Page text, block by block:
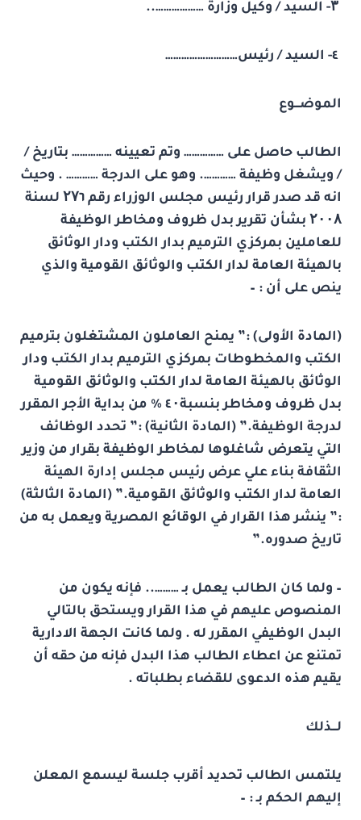
۳- السيد / وكيل وزارة ………………..
الموضـــوع
الطالب حاصل على …………… وتم تعيينه …………… بتاريخ /
/ ويشغل وظيفة …………. وهو على الدرجة ………… . وحيث
انه قد صدر قرار رئيس مجلس الوزراء رقم
۲۷٦ لسنة
۲۰۰۸ بشأن تقرير بدل ظروف ومخاطر الوظيفة
للعاملين بمركزي الترميم بدار الكتب ودار الوثائق
بالهيئة العامة لدار الكتب والوثائق القومية والذي
ينص على أن : –
(المادة الأولى) :” يمنح العاملون المشتغلون بترميم
الكتب والمخطوطات بمركزي الترميم بدار الكتب ودار
الوثائق بالهيئة العامة لدار الكتب والوثائق القومية
بدل ظروف ومخاطر بنسبة٤۰ %
من بداية الأجر المقرر
لدرجة الوظيفة.” (المادة الثانية) :” تحدد الوظائف
التي يتعرض شاغلوها لمخاطر الوظيفة بقرار من وزير
الثقافة بناء علي عرض رئيس مجلس إدارة الهيئة
العامة لدار الكتب والوثائق القومية.” (المادة الثالثة)
:” ينشر هذا القرار في الوقائع المصرية ويعمل به من
تاريخ صدوره.”
– ولما كان الطالب يعمل بـ ……….. فإنه يكون من
المنصوص عليهم في هذا القرار ويستحق بالتالي
البدل الوظيفي المقرر له . ولما كانت الجهة الادارية
تمتنع عن اعطاء الطالب هذا البدل فإنه من حقه أن
يقيم هذه الدعوى للقضاء بطلباته .
لـــذلك
يلتمس الطالب تحديد أقرب جلسة ليسمع المعلن
إليهم الحكم بـ : –